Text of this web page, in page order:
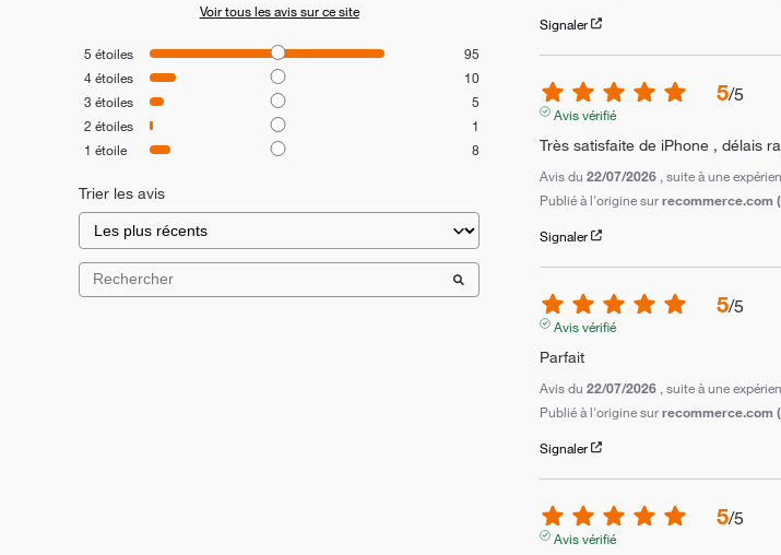
Voir tous les avis sur ce site
5 étoiles
95
4étoiles
10
3 étoiles
5
2 étoiles
1
1 étoile 8
Trier les avis
Signaler
5/5
Avis vérifié
Très satisfaite de iPhone , délais
Avis du22/07/2026 , suite à une
Publié à l'origine surrecommerce.com
Signaler
5/5
Avis vérifié
Parfait
Avis du22/07/2026 , suite à une
Publié à l'origine surrecommerce.com
Signaler
5/5
Avis vérifié